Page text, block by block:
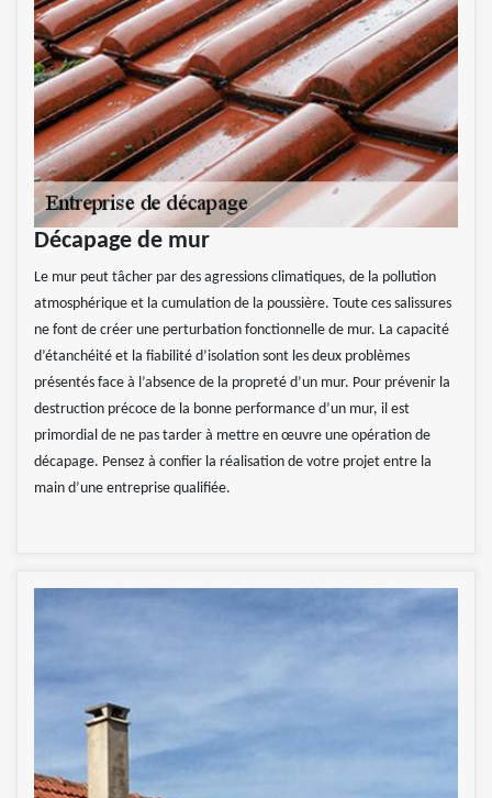
Décapage de mur
Le mur peut tâcher par des agressions climatiques, de la pollution
atmosphérique et la cumulation de la poussière. Toute ces salissures
ne font de créer une perturbation fonctionnelle de mur. La capacité
d’étanchéité et la fiabilité d’isolation sont les deux problèmes
présentés face à l’absence de la propreté d’un mur. Pour prévenir la
destruction précoce de la bonne performance d’un mur, il est
primordial de ne pas tarder à mettre en œuvre une opération de
décapage. Pensez à confier la réalisation de votre projet entre la
main d’une entreprise qualifiée.